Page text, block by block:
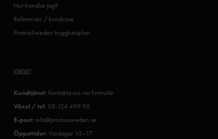
Hur handlar jag?
Referenser / kundcase
PromixSweden trygghetsplan
KONTAKT
Kundtjänst: Kontakta oss via formulär
Växel / tel: 08-124 499 98
E-post: info@promixsweden.se
Öppettider: Vardagar 10–17